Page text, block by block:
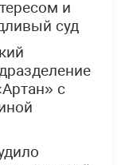
и
суд
с